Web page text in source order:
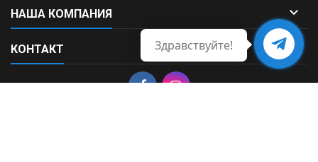
НАША КОМПАНИЯ 
КОНТАКТ 
Свяжитесь
с нами
Здравствуйте!